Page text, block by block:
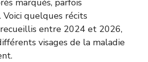
Voici quelques récits
entre 2024 et 2026,
visages de la maladie